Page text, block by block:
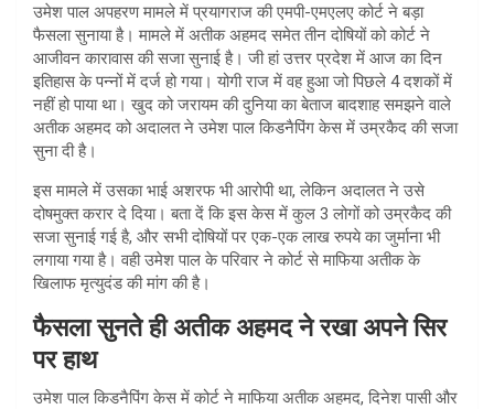
उमेश पाल अपहरण मामले में प्रयागराज की एमपी-एमएलए कोर्ट ने बड़ा
फैसला सुनाया है। मामले में अतीक अहमद समेत तीन दोषियों को कोर्ट ने
आजीवन कारावास की सजा सुनाई है। जी हां उत्तर प्रदेश में आज का दिन
इतिहास के पन्नों में दर्ज हो गया। योगी राज में वह हुआ जो पिछले 4 दशकों में
नहीं हो पाया था। खुद को जरायम की दुनिया का बेताज बादशाह समझने वाले
अतीक अहमद को अदालत ने उमेश पाल किडनैपिंग केस में उम्रकैद की सजा
सुना दी है।
इस मामले में उसका भाई अशरफ भी आरोपी था, लेकिन अदालत ने उसे
दोषमुक्त करार दे दिया। बता दें कि इस केस में कुल 3 लोगों को उम्रकैद की
सजा सुनाई गई है, और सभी दोषियों पर एक-एक लाख रुपये का जुर्माना भी
लगाया गया है। वही उमेश पाल के परिवार ने कोर्ट से माफिया अतीक के
खिलाफ मृत्युदंड की मांग की है।
फैसला सुनते ही अतीक अहमद ने रखा अपने सिर
पर हाथ
उमेश पाल किडनैपिंग केस में कोर्ट ने माफिया अतीक अहमद, दिनेश पासी और